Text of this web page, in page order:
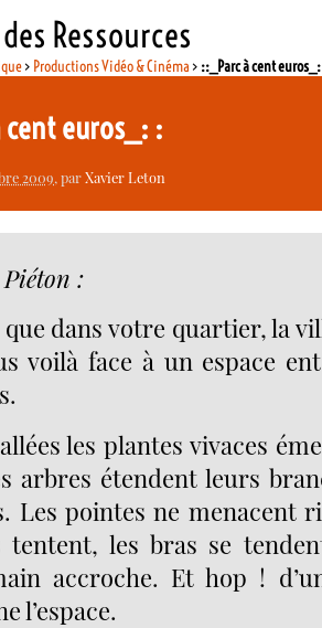
Ressources
> Productions Vidéo & Cinéma > ::_Parc à cent
cent euros_: :
2009, parXavier Leton
Piéton :
dans votre quartier, la
voilà face à un espace
les plantes vivaces
arbres étendent leurs
Les pointes ne menacent
tentent, les bras se
accroche. Et hop !
l’espace.